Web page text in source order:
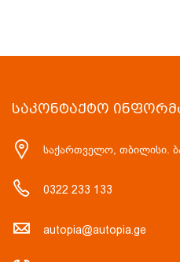
ᲡᲐᲙᲝᲜᲢᲐᲥᲢᲝ
საქართველო, თბილისი.
0322 233 133
autopia@autopia.ge